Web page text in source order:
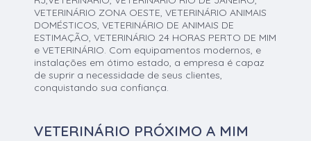
VETERINÁRIO ZONA OESTE, VETERINÁRIO ANIMAIS
DOMÉSTICOS, VETERINÁRIO DE ANIMAIS DE
ESTIMAÇÃO, VETERINÁRIO 24 HORAS PERTO DE MIM
e VETERINÁRIO. Com equipamentos modernos, e
instalações em ótimo estado, a empresa é capaz
de suprir a necessidade de seus clientes,
conquistando sua confiança.
VETERINÁRIO PRÓXIMO A MIM